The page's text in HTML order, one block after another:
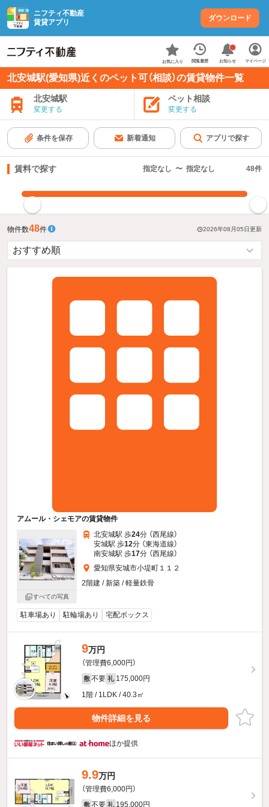
ニフティ不動産
賃貸アプリ
ダウンロード
お気に入り 閲覧履歴 お知らせ マイページ
北安城駅(愛知県)近くのペット可（相談）の賃貸物件一覧
北安城駅
変更する
ペット相談
変更する
条件を保存 新着通知 アプリで探す
賃料で探す 指定なし 〜 指定なし 48件
物件数48件 2026年08月05日更新
アムール・シェモアの賃貸物件
すべての写真
北安城駅 歩24分 （西尾線）
安城駅 歩12分 （東海道線）
南安城駅 歩17分 （西尾線）
愛知県安城市小堤町１１２
2階建 / 新築 / 軽量鉄骨
駐車場あり 駐輪場あり 宅配ボックス
9万円
（管理費6,000円）
敷 不要 礼 175,000円
1階 / 1LDK / 40.3㎡
物件詳細を見る
ほか提供
9.9万円
（管理費6,000円）
敷 不要 礼 195,000円